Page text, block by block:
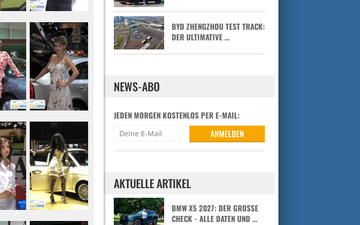
BYD ZHENGZHOU TEST TRACK:
DER ULTIMATIVE …
NEWS-ABO
JEDEN MORGEN KOSTENLOS PER E-MAIL:
AKTUELLE ARTIKEL
BMW X5 2027: DER GROSSE C
HECK - ALLE DATEN UND …